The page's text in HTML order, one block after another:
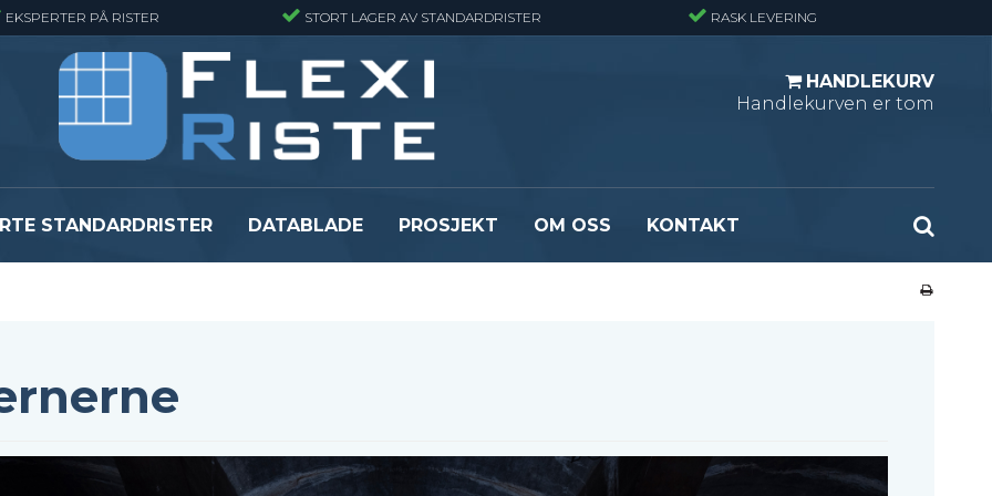
EKSPERTER PÅ RISTER STORT LAGER AV STANDARDRISTER RASK LEVERING
HANDLEKURV
Handlekurven er tom
Se alle
STANDARDRISTER DATABLADE PROSJEKT OM OSS KONTAKT